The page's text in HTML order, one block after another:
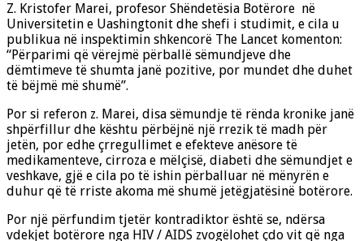
Z. Kristofer Marei, profesor Shëndetësia Botërore në
Universitetin e Uashingtonit dhe shefi i studimit, e cila u
publikua në inspektimin shkencorë The Lancet komenton:
“Përparimi që vërejmë përballë sëmundjeve dhe
dëmtimeve të shumta janë pozitive, por mundet dhe duhet
të bëjmë më shumë”.
Por si referon z. Marei, disa sëmundje të rënda kronike janë
shpërfillur dhe kështu përbëjnë një rrezik të madh për
jetën, por edhe çrregullimet e efekteve anësore të
medikamenteve, cirroza e mëlçisë, diabeti dhe sëmundjet e
veshkave, gjë e cila po të ishin përballuar në mënyrën e
duhur që të rriste akoma më shumë jetëgjatësinë botërore.
Por një përfundim tjetër kontradiktor është se, ndërsa
vdekjet botërore nga HIV / AIDS zvogëlohet çdo vit që nga